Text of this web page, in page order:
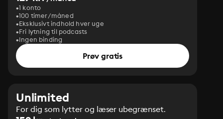
1 konto
100 timer/måned
Eksklusivt indhold hver uge
Fri lytning til podcasts
Ingen binding
Prøv gratis
Unlimited
For dig som lytter og læser ubegrænset.